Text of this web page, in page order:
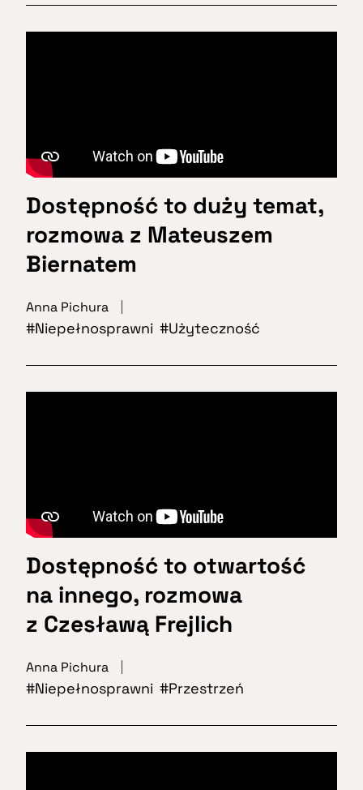
Dostępność to duży temat,
rozmowa z Mateuszem
Biernatem
Anna Pichura
Niepełnosprawni Użyteczność
Dostępność to otwartość
na innego, rozmowa
z Czesławą Frejlich
Anna Pichura
Niepełnosprawni Przestrzeń